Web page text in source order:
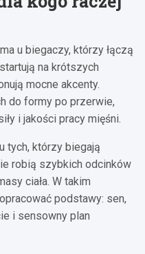
u biegaczy, którzy łączą
na krótszych
mocne akcenty.
do formy po przerwie,
i jakości pracy mięśni.
tych, którzy biegają
robią szybkich odcinków
ciała. W takim
podstawy: sen,
i sensowny plan